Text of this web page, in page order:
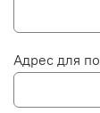
Адрес для